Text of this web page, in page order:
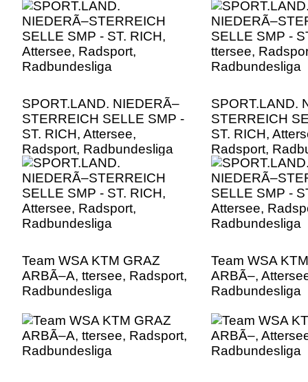
SPORT.LAND. NIEDERÃ–
STERREICH SELLE SMP -
ST. RICH, Attersee,
Radsport, Radbundesliga
SPORT.LAND.
STERREICH
ST. RICH,
Radsport,
Team WSA KTM GRAZ
ARBÃ–A, ttersee, Radsport,
Radbundesliga
Team WSA
ARBÃ–,
Radbundesliga